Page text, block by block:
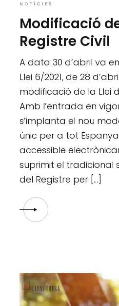
NOTÍCIES
Modificació
Registre Civil
A data 30 d’abril va
Llei 6/2021, de 28
modificació de la Llei
Amb l’entrada en
s’implanta el nou
únic per a tot
accessible
suprimit el tradicional
del Registre per […]